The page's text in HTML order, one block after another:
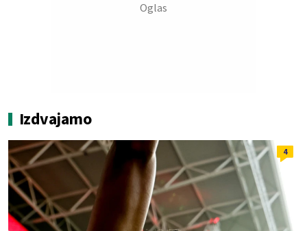
Izdvajamo
4